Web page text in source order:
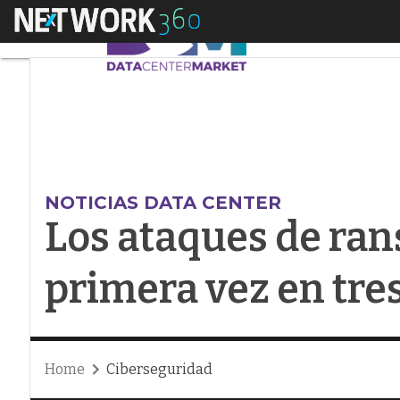
Menú
NOTICIAS DATA CENTER
Los ataques de
primera vez en
Home Ciberseguridad